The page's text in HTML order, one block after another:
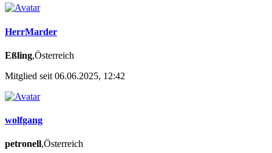
HerrMarder
Eßling,Österreich
Mitglied seit 06.06.2025, 12:42
wolfgang
petronell,Österreich